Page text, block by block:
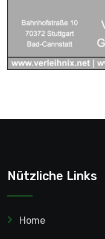
Nützliche Links
Home